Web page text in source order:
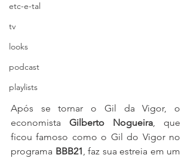
etc-e-tal
tv
looks
podcast
playlists
Após se tornar o Gil da Vigor, o
economista Gilberto Nogueira, que
ficou famoso como o Gil do Vigor no
programa BBB21, faz sua estreia em um